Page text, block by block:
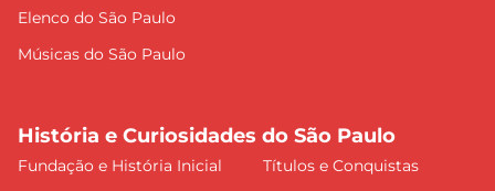
Elenco do São Paulo
Músicas do São Paulo
História e Curiosidades do São Paulo
Fundação e História Inicial
Títulos e Conquistas